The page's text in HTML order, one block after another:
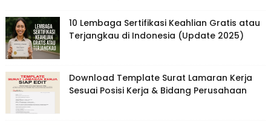
10 Lembaga Sertifikasi Keahlian Gratis atau
Terjangkau di Indonesia (Update 2025)
Download Template Surat Lamaran Kerja
Sesuai Posisi Kerja & Bidang Perusahaan